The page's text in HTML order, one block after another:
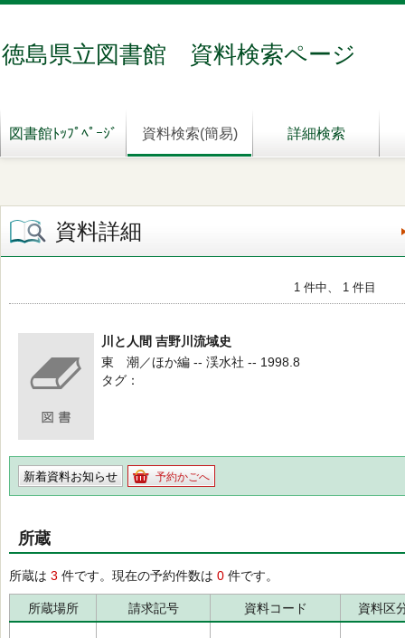
徳島県立図書館 資料検索ページ
図書館ﾄｯﾌﾟﾍﾟｰｼﾞ 資料検索(簡易) 詳細検索
資料詳細
1 件中、 1 件目
川と人間 吉野川流域史
東 潮／ほか編 -- 渓水社 -- 1998.8
タグ
新着資料お知らせ 予約かごへ
所蔵
所蔵は 3 件です。現在の予約件数は 0 件です。
所蔵場所 請求記号 資料コード 資料区